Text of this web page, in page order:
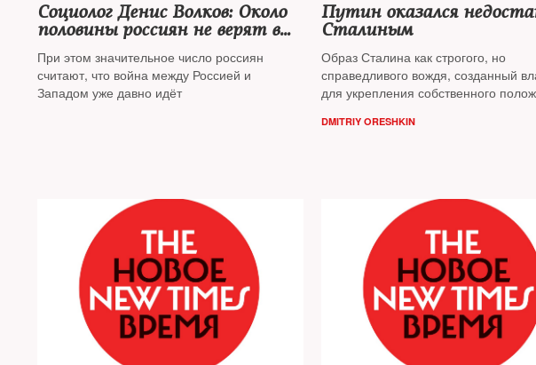
Социолог Денис Волков: Около
половины россиян не верят в
войну между Россией и
Украиной
При этом значительное число россиян
считают, что война между Россией и
Западом уже давно идёт
Путин оказался
Сталиным
Образ Сталина как строгого, но
справедливого вождя, созданный
для укрепления собственного
— уверен политолог
DMITRIY ORESHKIN